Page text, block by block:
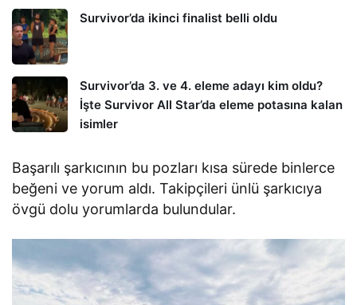
Survivor’da ikinci finalist belli oldu
Survivor’da 3. ve 4. eleme adayı kim oldu?
İşte Survivor All Star’da eleme potasına kalan
isimler
Başarılı şarkıcının bu pozları kısa sürede binlerce
beğeni ve yorum aldı. Takipçileri ünlü şarkıcıya
övgü dolu yorumlarda bulundular.